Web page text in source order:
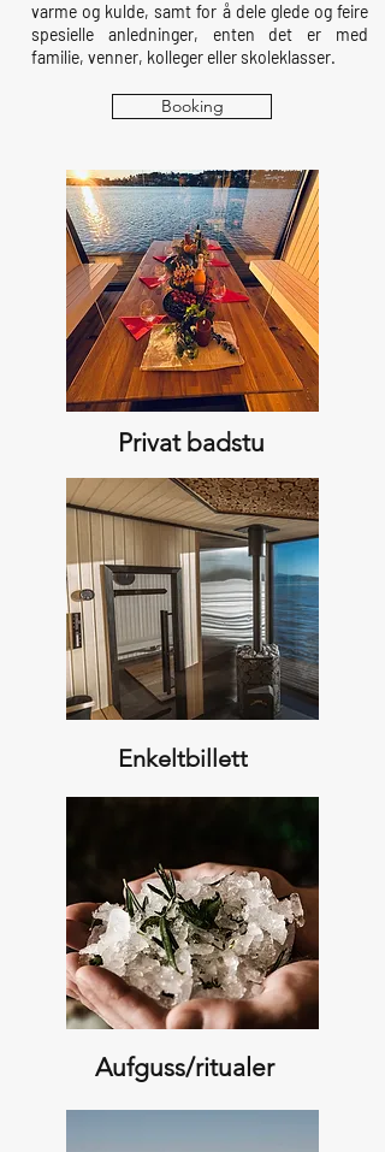
varme og kulde, samt for å dele glede og feire
spesielle anledninger, enten det er med
familie, venner, kolleger eller skoleklasser.
Booking
Privat badstu
Enkeltbillett
Aufguss/ritualer